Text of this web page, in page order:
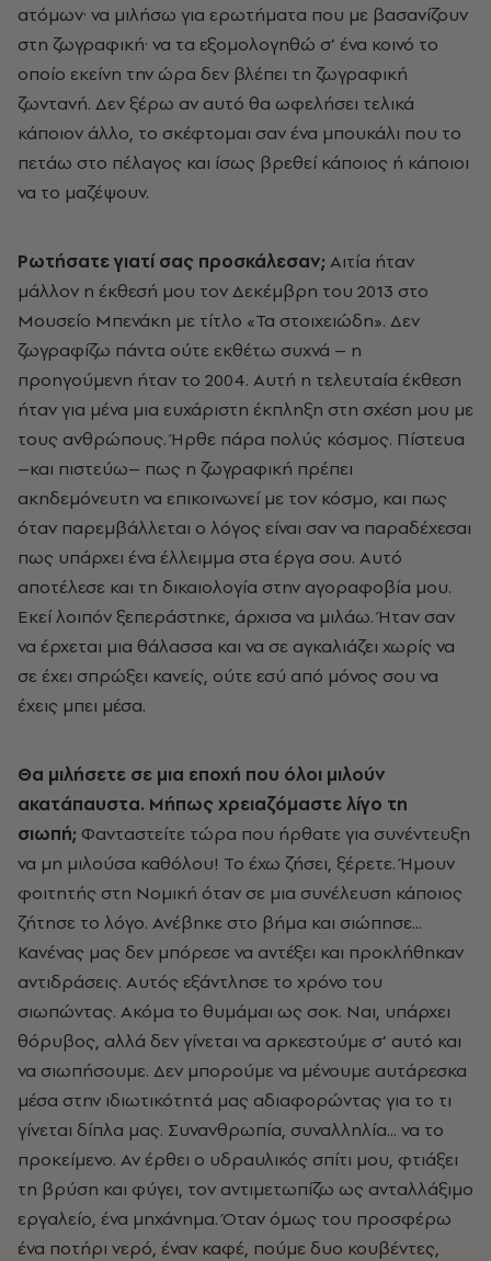
ατόμων· να μιλήσω για ερωτήματα που με βασανίζουν
στη ζωγραφική· να τα εξομολογηθώ σ’ ένα κοινό το
οποίο εκείνη την ώρα δεν βλέπει τη ζωγραφική
ζωντανή. Δεν ξέρω αν αυτό θα ωφελήσει τελικά
κάποιον άλλο, το σκέφτομαι σαν ένα μπουκάλι που το
πετάω στο πέλαγος και ίσως βρεθεί κάποιος ή κάποιοι
να το μαζέψουν.
Ρωτήσατε γιατί σας προσκάλεσαν; Αιτία ήταν
μάλλον η έκθεσή μου τον Δεκέμβρη του 2013 στο
Μουσείο Μπενάκη με τίτλο «Τα στοιχειώδη». Δεν
ζωγραφίζω πάντα ούτε εκθέτω συχνά – η
προηγούμενη ήταν το 2004. Αυτή η τελευταία έκθεση
ήταν για μένα μια ευχάριστη έκπληξη στη σχέση μου με
τους ανθρώπους. Ήρθε πάρα πολύς κόσμος. Πίστευα
–και πιστεύω– πως η ζωγραφική πρέπει
ακηδεμόνευτη να επικοινωνεί με τον κόσμο, και πως
όταν παρεμβάλλεται ο λόγος είναι σαν να παραδέχεσαι
πως υπάρχει ένα έλλειμμα στα έργα σου. Αυτό
αποτέλεσε και τη δικαιολογία στην αγοραφοβία μου.
Εκεί λοιπόν ξεπεράστηκε, άρχισα να μιλάω. Ήταν σαν
να έρχεται μια θάλασσα και να σε αγκαλιάζει χωρίς να
σε έχει σπρώξει κανείς, ούτε εσύ από μόνος σου να
έχεις μπει μέσα.
Θα μιλήσετε σε μια εποχή που όλοι μιλούν
ακατάπαυστα. Μήπως χρειαζόμαστε λίγο τη
σιωπή; Φανταστείτε τώρα που ήρθατε για συνέντευξη
να μη μιλούσα καθόλου! Το έχω ζήσει, ξέρετε. Ήμουν
φοιτητής στη Νομική όταν σε μια συνέλευση κάποιος
ζήτησε το λόγο. Ανέβηκε στο βήμα και σιώπησε...
Κανένας μας δεν μπόρεσε να αντέξει και προκλήθηκαν
αντιδράσεις. Αυτός εξάντλησε το χρόνο του
σιωπώντας. Ακόμα το θυμάμαι ως σοκ. Ναι, υπάρχει
θόρυβος, αλλά δεν γίνεται να αρκεστούμε σ’ αυτό και
να σιωπήσουμε. Δεν μπορούμε να μένουμε αυτάρεσκα
μέσα στην ιδιωτικότητά μας αδιαφορώντας για το τι
γίνεται δίπλα μας. Συνανθρωπία, συναλληλία... να το
προκείμενο. Αν έρθει ο υδραυλικός σπίτι μου, φτιάξει
τη βρύση και φύγει, τον αντιμετωπίζω ως ανταλλάξιμο
εργαλείο, ένα μηχάνημα. Όταν όμως του προσφέρω
ένα ποτήρι νερό, έναν καφέ, πούμε δυο κουβέντες,